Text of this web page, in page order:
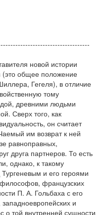
новой истории
(это общее положение
Гегеля), в отличие
тому
древними людьми
Сверх того, как
он считает
им возврат к ней
равноправных,
друга партнеров. То есть
однако, к такому
и его героями
французских
П. А. Гольбаха с его
и
о той внутренней сущности